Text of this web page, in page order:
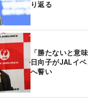
り返る
「勝たないと意
日向子がJALイ
へ誓い